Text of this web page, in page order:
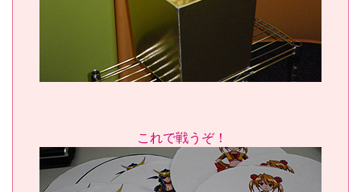
これで戦うぞ！